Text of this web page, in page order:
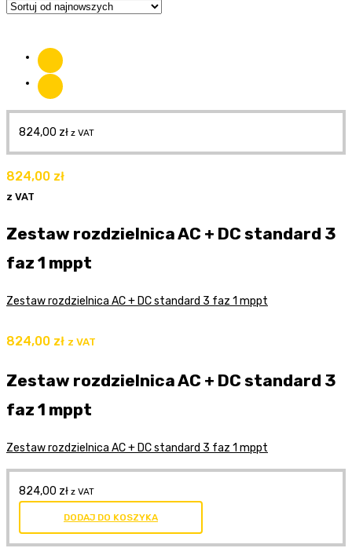
824,00 zł z VAT
824,00 zł
z VAT
Zestaw rozdzielnica AC + DC standard 3
faz 1 mppt
Zestaw rozdzielnica AC + DC standard 3 faz 1 mppt
824,00 zł z VAT
Zestaw rozdzielnica AC + DC standard 3
faz 1 mppt
Zestaw rozdzielnica AC + DC standard 3 faz 1 mppt
824,00 zł z VAT
DODAJ DO KOSZYKA